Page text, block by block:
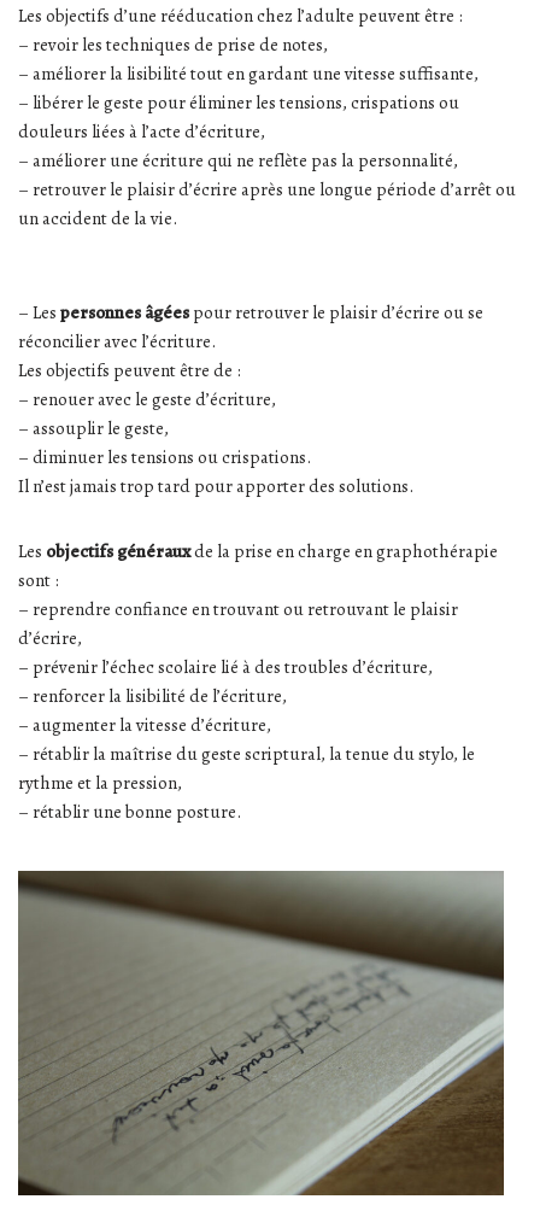
Les objectifs d’une rééducation chez l’adulte peuvent être :
– revoir les techniques de prise de notes,
– améliorer la lisibilité tout en gardant une vitesse suffisante,
– libérer le geste pour éliminer les tensions, crispations ou
douleurs liées à l’acte d’écriture,
– améliorer une écriture qui ne reflète pas la personnalité,
– retrouver le plaisir d’écrire après une longue période d’arrêt ou
un accident de la vie.
– Les personnes âgées pour retrouver le plaisir d’écrire ou se
réconcilier avec l’écriture.
Les objectifs peuvent être de :
– renouer avec le geste d’écriture,
– assouplir le geste,
– diminuer les tensions ou crispations.
Il n’est jamais trop tard pour apporter des solutions.
Les objectifs générauxde la prise en charge en graphothérapie
sont :
– reprendre confiance en trouvant ou retrouvant le plaisir
d’écrire,
– prévenir l’échec scolaire lié à des troubles d’écriture,
– renforcer la lisibilité de l’écriture,
– augmenter la vitesse d’écriture,
– rétablir la maîtrise du geste scriptural, la tenue du stylo, le
rythme et la pression,
– rétablir une bonne posture.